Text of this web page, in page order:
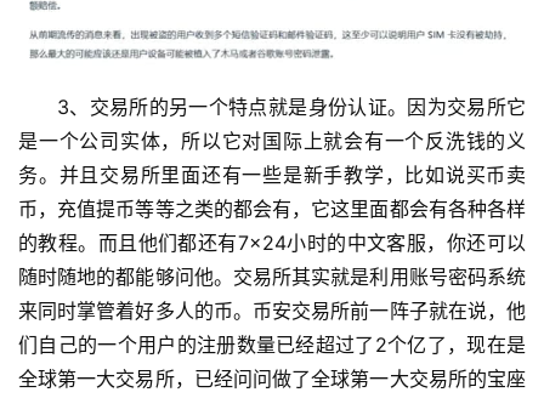
析
常
见
问
题
3、交易所的另一个特点就是身份认证。因为交易所它
是一个公司实体，所以它对国际上就会有一个反洗钱的义
务。并且交易所里面还有一些是新手教学，比如说买币卖
币，充值提币等等之类的都会有，它这里面都会有各种各样
的教程。而且他们都还有7×24小时的中文客服，你还可以
随时随地的都能够问他。交易所其实就是利用账号密码系统
来同时掌管着好多人的币。币安交易所前一阵子就在说，他
们自己的一个用户的注册数量已经超过了2个亿了，现在是
全球第一大交易所，已经问问做了全球第一大交易所的宝座